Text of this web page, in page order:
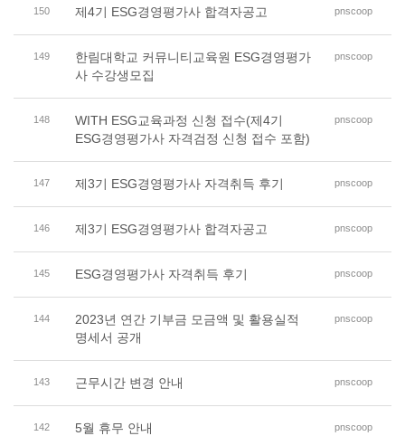
150 제4기 ESG경영평가사 합격자공고 pnscoop
149
한림대학교 커뮤니티교육원 ESG경영평가
사 수강생모집
pnscoop
148
WITH ESG교육과정 신청 접수(제4기
ESG경영평가사 자격검정 신청 접수 포함)
pnscoop
147 제3기 ESG경영평가사 자격취득 후기 pnscoop
146 제3기 ESG경영평가사 합격자공고 pnscoop
145 ESG경영평가사 자격취득 후기 pnscoop
144
2023년 연간 기부금 모금액 및 활용실적
명세서 공개
pnscoop
143 근무시간 변경 안내 pnscoop
142 5월 휴무 안내 pnscoop